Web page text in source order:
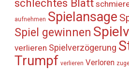
schlechtes Blatt
aufnehmen Spielansage
Spiel gewinnen
verlieren Spielverzögerung
Trumpf verlieren Verloren